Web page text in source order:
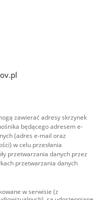
zawierać adresy skrzynek
będącego adresem e-
(adres e-mail oraz
w celu przesłania
przetwarzania danych przez
przetwarzania danych
w serwisie (z